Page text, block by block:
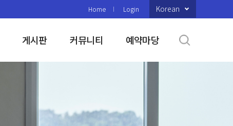
Home Login Korean
게시판 커뮤니티 예약마당